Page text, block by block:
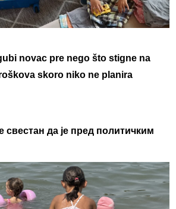
novac pre nego što stigne na
skoro niko ne planira
свестан да је пред политичким